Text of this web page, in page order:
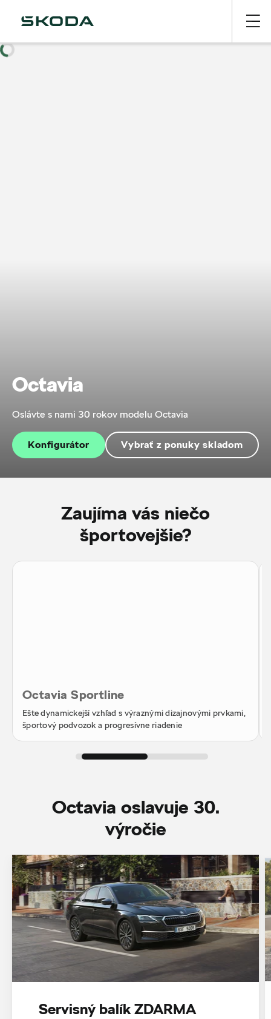
Octavia
Oslávte s nami 30 rokov modelu Octavia
Konfigurátor Vybrať z ponuky skladom
Zaujíma vás niečo
športovejšie?
Octavia Sportline
Ešte dynamickejší vzhľad s výraznými dizajnovými prvkami,
športový podvozok a progresívne riadenie
Octavia oslavuje 30.
‎výročie
Servisný balík ZDARMA